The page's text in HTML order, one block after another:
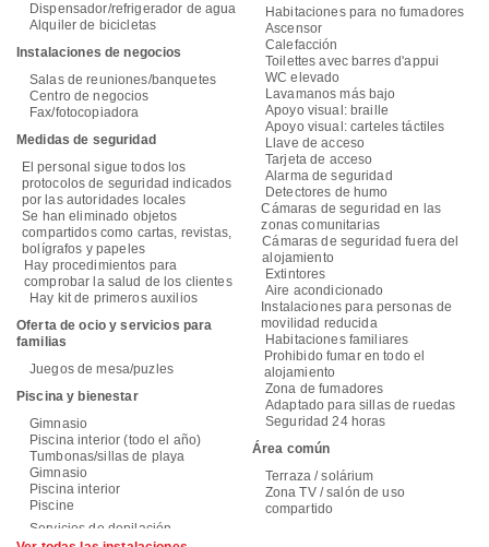
Dispensador/refrigerador de agua
Alquiler de bicicletas
Instalaciones de negocios
Salas de reuniones/banquetes
Centro de negocios
Fax/fotocopiadora
Medidas de seguridad
El personal sigue todos los
protocolos de seguridad indicados
por las autoridades locales
Se han eliminado objetos
compartidos como cartas, revistas,
bolígrafos y papeles
Hay procedimientos para
comprobar la salud de los clientes
Hay kit de primeros auxilios
Oferta de ocio y servicios para
familias
Juegos de mesa/puzles
Piscina y bienestar
Gimnasio
Piscina interior (todo el año)
Tumbonas/sillas de playa
Gimnasio
Piscina interior
Piscine
Habitaciones para no fumadores
Ascensor
Calefacción
Toilettes avec barres d'appui
WC elevado
Lavamanos más bajo
Apoyo visual: braille
Apoyo visual: carteles táctiles
Llave de acceso
Tarjeta de acceso
Alarma de seguridad
Detectores de humo
Cámaras de seguridad en las
zonas comunitarias
Cámaras de seguridad fuera del
alojamiento
Extintores
Aire acondicionado
Instalaciones para personas de
movilidad reducida
Habitaciones familiares
Prohibido fumar en todo el
alojamiento
Zona de fumadores
Adaptado para sillas de ruedas
Seguridad 24 horas
Área común
Terraza / solárium
Zona TV / salón de uso
compartido